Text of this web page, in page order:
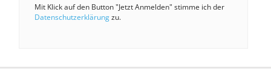
Mit Klick auf den Button "Jetzt Anmelden" stimme ich der
Datenschutzerklärungzu.